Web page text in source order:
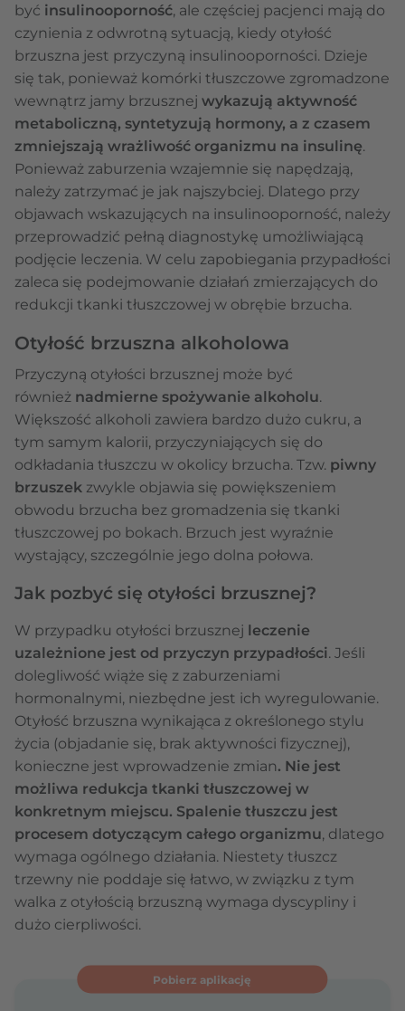
być insulinooporność, ale częściej pacjenci mają do
czynienia z odwrotną sytuacją, kiedy otyłość
brzuszna jest przyczyną insulinooporności. Dzieje
się tak, ponieważ komórki tłuszczowe zgromadzone
wewnątrz jamy brzusznej wykazują aktywność
metaboliczną, syntetyzują hormony, a z czasem
zmniejszają wrażliwość organizmu na insulinę.
Ponieważ zaburzenia wzajemnie się napędzają,
należy zatrzymać je jak najszybciej. Dlatego przy
objawach wskazujących na insulinooporność, należy
przeprowadzić pełną diagnostykę umożliwiającą
podjęcie leczenia. W celu zapobiegania przypadłości
zaleca się podejmowanie działań zmierzających do
redukcji tkanki tłuszczowej w obrębie brzucha.
Otyłość brzuszna alkoholowa
Przyczyną otyłości brzusznej może być
również nadmierne spożywanie alkoholu.
Większość alkoholi zawiera bardzo dużo cukru, a
tym samym kalorii, przyczyniających się do
odkładania tłuszczu w okolicy brzucha. Tzw. piwny
brzuszek zwykle objawia się powiększeniem
obwodu brzucha bez gromadzenia się tkanki
tłuszczowej po bokach. Brzuch jest wyraźnie
wystający, szczególnie jego dolna połowa.
Jak pozbyć się otyłości brzusznej?
W przypadku otyłości brzusznej leczenie
uzależnione jest od przyczyn przypadłości. Jeśli
dolegliwość wiąże się z zaburzeniami
hormonalnymi, niezbędne jest ich wyregulowanie.
Otyłość brzuszna wynikająca z określonego stylu
życia (objadanie się, brak aktywności fizycznej),
konieczne jest wprowadzenie zmian. Nie jest
możliwa redukcja tkanki tłuszczowej w
konkretnym miejscu. Spalenie tłuszczu jest
procesem dotyczącym całego organizmu, dlatego
wymaga ogólnego działania. Niestety tłuszcz
trzewny nie poddaje się łatwo, w związku z tym
walka z otyłością brzuszną wymaga dyscypliny i
dużo cierpliwości.
Pobierz aplikację